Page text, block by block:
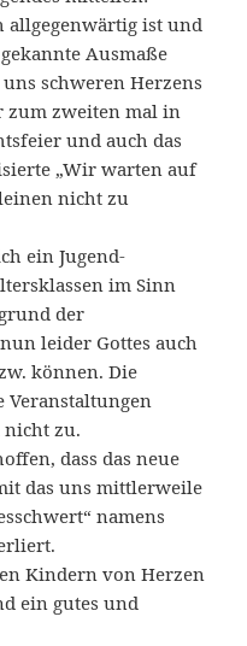
allgegenwärtig ist und
Ausmaße
schweren Herzens
zum zweiten mal in
und auch das
„Wir warten auf
nicht zu
ein Jugend-
im Sinn
der
leider Gottes auch
können. Die
Veranstaltungen
zu.
dass das neue
das uns mittlerweile
namens
Kindern von Herzen
ein gutes und